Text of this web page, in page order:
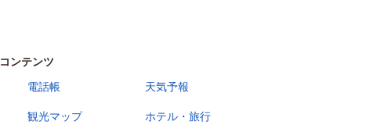
コンテンツ
電話帳
天気予報
観光マップ ホテル・旅行